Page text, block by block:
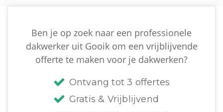
Ben je op zoek naar een professionele
dakwerker uit Gooik om een vrijblijvende
offerte te maken voor je dakwerken?
Ontvang tot 3 offertes
Gratis & Vrijblijvend